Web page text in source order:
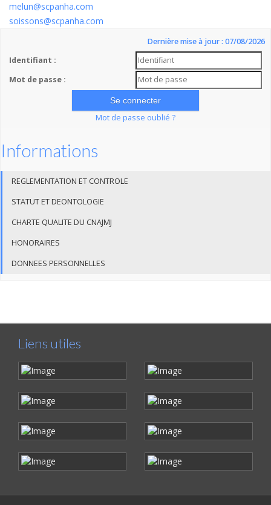
melun@scpanha.com
soissons@scpanha.com
Dernière mise à jour : 07/08/2026
Identifiant :
Mot de passe :
Mot de passe oublié ?
Informations
REGLEMENTATION ET CONTROLE
STATUT ET DEONTOLOGIE
CHARTE QUALITE DU CNAJMJ
HONORAIRES
DONNEES PERSONNELLES
Liens utiles